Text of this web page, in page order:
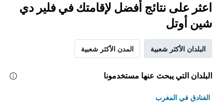
اعثر على نتائج أفضل لإقامتك في فلير دي
شين أوتل
البلدان الأكثر شعبية المدن الأكثر شعبية
البلدان التي يبحث عنها مستخدمونا
الفنادق في المغرب